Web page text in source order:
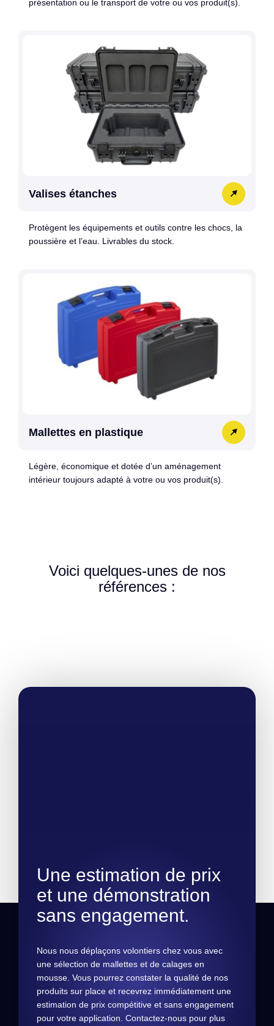
présentation ou le transport de votre ou vos produit(s).
Valises étanches
Protègent les équipements et outils contre les chocs, la
poussière et l’eau. Livrables du stock.
Mallettes en plastique
Légère, économique et dotée d’un aménagement
intérieur toujours adapté à votre ou vos produit(s).
Voici quelques-unes de nos
références :
Une estimation de prix
et une démonstration
sans engagement.
Nous nous déplaçons volontiers chez vous avec
une sélection de mallettes et de calages en
mousse. Vous pourrez constater la qualité de nos
produits sur place et recevrez immédiatement une
estimation de prix compétitive et sans engagement
pour votre application. Contactez-nous pour plus